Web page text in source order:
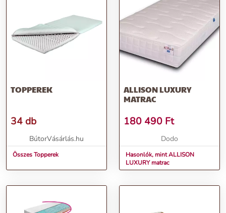
TOPPEREK
34 db
BútorVásárlás.hu
Összes Topperek
ALLISON LUXURY
MATRAC
180 490 Ft
Dodo
Hasonlók, mint ALLISON
LUXURY matrac